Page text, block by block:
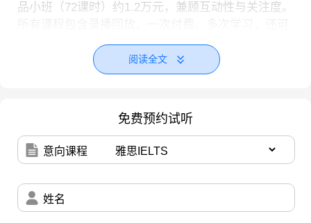
品小班（72课时）约1.2万元，兼顾互动性与关注度。
衔接留学申请一站式服务，进一步放大备考投入的价
20.7-22分，75%学员提分超18分，90分以上学员占比
67%，上半年4名学子斩获托福满分。封闭营学员平
均提分15-30分，基础薄弱学员从45分提升至92分、
率高达75.9%。
对于正在备考托福的学子而言，选择一门真正专业的
阅读全文
免费预约试听
意向课程
姓名